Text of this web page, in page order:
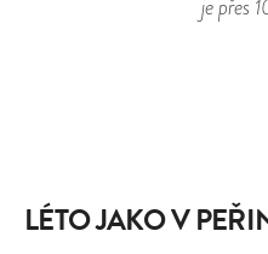
je přes
LÉTO JAKO V